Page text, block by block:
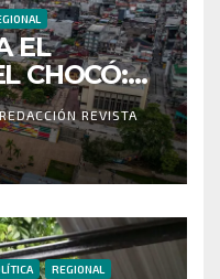
EL
CHOCÓ:
LA
REDACCIÓN REVISTA
REGIONAL